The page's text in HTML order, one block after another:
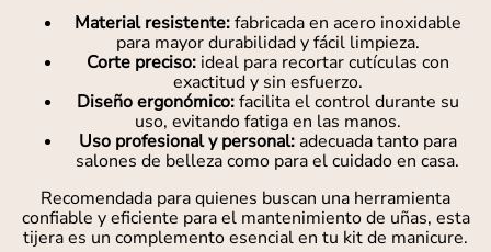
Material resistente:fabricada en acero inoxidable
para mayor durabilidad y fácil limpieza.
Corte preciso:ideal para recortar cutículas con
exactitud y sin esfuerzo.
Diseño ergonómico:facilita el control durante su
uso, evitando fatiga en las manos.
Uso profesional y personal:adecuada tanto para
salones de belleza como para el cuidado en casa.
Recomendada para quienes buscan una herramienta
confiable y eficiente para el mantenimiento de uñas, esta
tijera es un complemento esencial en tu kit de manicure.